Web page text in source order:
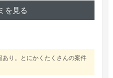
を見る
り。とにかくたくさんの案件